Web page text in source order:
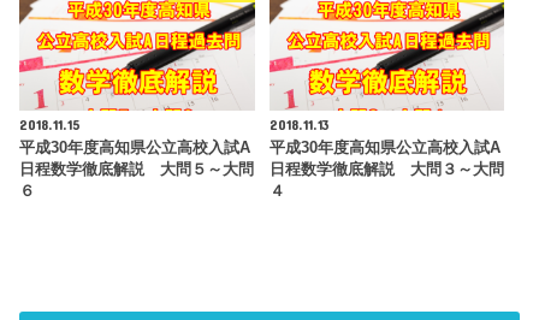
2018.11.15
平成30年度高知県公立高校入試A
日程数学徹底解説 大問５～大問
６
2018.11.13
平成30年度高知県公立高校入試A
日程数学徹底解説 大問３～大問
４